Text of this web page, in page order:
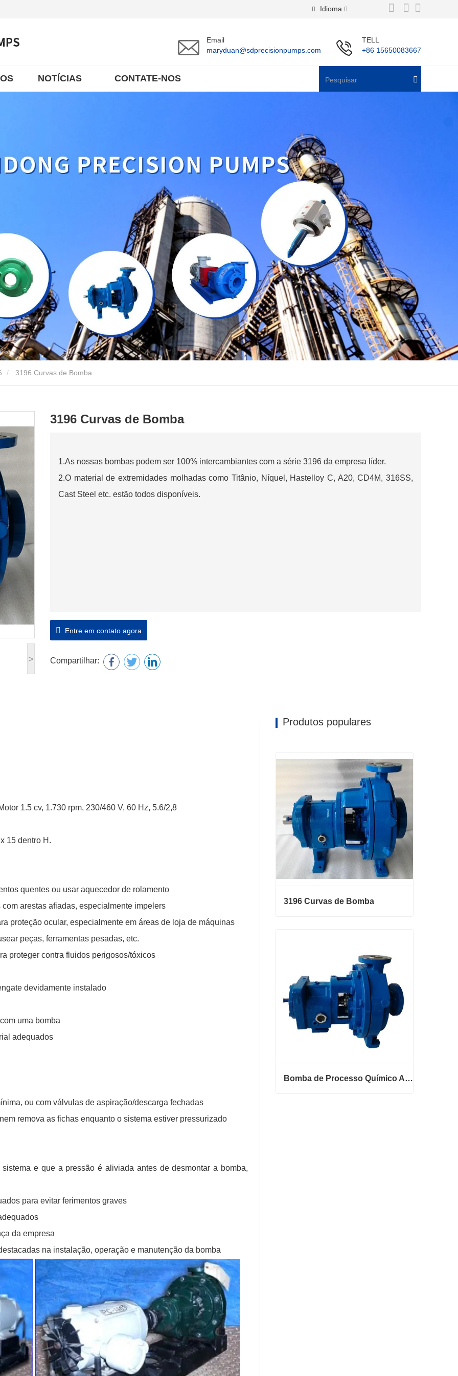
Idioma
Email
maryduan@sdprecisionpumps.com
TELL
+86 15650083667
NOTÍCIAS CONTATE-NOS
3196 Curvas de Bomba
>
3196 Curvas de Bomba
1.As nossas bombas podem ser 100% intercambiantes com a série 3196 da empresa líder.
2.O material de extremidades molhadas como Titânio, Níquel, Hastelloy C, A20, CD4M, 316SS,
Cast Steel etc. estão todos disponíveis.
Entre em contato agora
Compartilhar:
1.5 cv, 1.730 rpm, 230/460 V, 60 Hz, 5.6/2,8
15 dentro H.
quentes ou usar aquecedor de rolamento
arestas afiadas, especialmente impelers
proteção ocular, especialmente em áreas de loja de máquinas
peças, ferramentas pesadas, etc.
proteger contra fluidos perigosos/tóxicos
devidamente instalado
uma bomba
adequados
ou com válvulas de aspiração/descarga fechadas
remova as fichas enquanto o sistema estiver pressurizado
e que a pressão é aliviada antes de desmontar a bomba,
para evitar ferimentos graves
da empresa
na instalação, operação e manutenção da bomba
Produtos populares
3196 Curvas de Bomba
Bomba de Processo Químico ANSI B73.1